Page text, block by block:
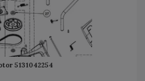
5131042254